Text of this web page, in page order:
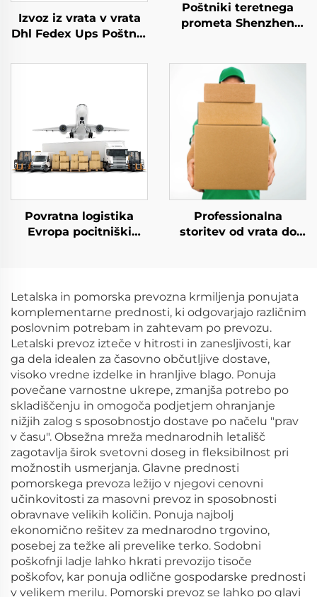
Izvoz iz vrata v vrata
Dhl Fedex Ups Poštnik
Kitajska v Evropo
Poštniki teretnega
prometa Shenzhen
Kitajska v ZDA 5 - 7
dni Globalni kupci
Povratna logistika
Evropa pocitniški
posredovanje Iz
Kitajske v ZDA
Professionalna
storitev od vrata do
logistične storitve
povsemirni pošilnik
poštna agencija
Letalska in pomorska prevozna krmiljenja ponujata
komplementarne prednosti, ki odgovarjajo različnim
poslovnim potrebam in zahtevam po prevozu.
Letalski prevoz izteče v hitrosti in zanesljivosti, kar
ga dela idealen za časovno občutljive dostave,
visoko vredne izdelke in hranljive blago. Ponuja
povečane varnostne ukrepe, zmanjša potrebo po
skladiščenju in omogoča podjetjem ohranjanje
nižjih zalog s sposobnostjo dostave po načelu "prav
v času". Obsežna mreža mednarodnih letališč
zagotavlja širok svetovni doseg in fleksibilnost pri
možnostih usmerjanja. Glavne prednosti
pomorskega prevoza ležijo v njegovi cenovni
učinkovitosti za masovni prevoz in sposobnosti
obravnave velikih količin. Ponuja najbolj
ekonomično rešitev za mednarodno trgovino,
posebej za težke ali prevelike terko. Sodobni
poškofnji ladje lahko hkrati prevozijo tisoče
poškofov, kar ponuja odlične gospodarske prednosti
v velikem merilu. Pomorski prevoz se lahko po glavi